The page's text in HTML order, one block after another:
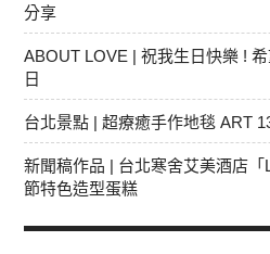
分享
ABOUT LOVE | 祝我生日快樂 !
日
台北景點 | 超療癒手作地毯 ART
新聞稿作品 | 台北寒舍艾美酒店
節特色造型蛋糕